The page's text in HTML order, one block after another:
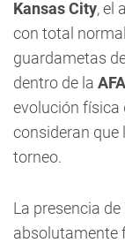
Kansas City, el
con total
guardametas
dentro de la AFA
evolución física
consideran que
torneo.
La presencia de
absolutamente